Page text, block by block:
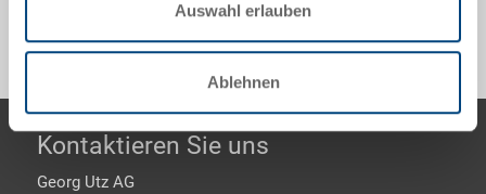
Auswahl erlauben
Ablehnen
Footer
Kontaktieren Sie uns
Georg Utz AG